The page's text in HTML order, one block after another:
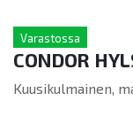
Varastossa
CONDOR
Kuusikulmainen,